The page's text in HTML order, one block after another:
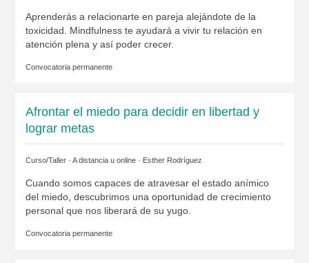
Aprenderás a relacionarte en pareja alejándote de la
toxicidad. Mindfulness te ayudará a vivir tu relación en
atención plena y así poder crecer.
Convocatoria permanente
Afrontar el miedo para decidir en libertad y
lograr metas
Curso/Taller · A distancia u online · Esther Rodríguez
Cuando somos capaces de atravesar el estado anímico
del miedo, descubrimos una oportunidad de crecimiento
personal que nos liberará de su yugo.
Convocatoria permanente